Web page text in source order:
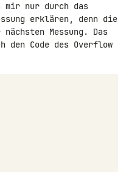
mir nur durch das
erklären, denn die
Messung. Das
den Code des Overflow